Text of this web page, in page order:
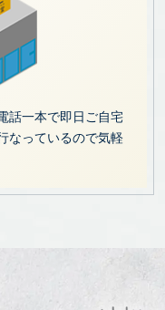
話一本で即日ご自宅
なっているので気軽